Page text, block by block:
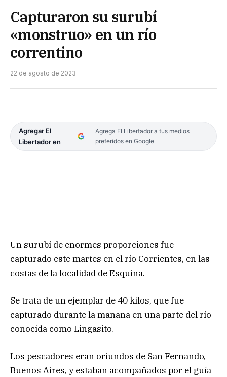
Capturaron su surubí
«monstruo» en un río
correntino
22 de agosto de 2023
Agregar El
Libertador en
Agrega El Libertador a tus medios
preferidos en Google
Un surubí de enormes proporciones fue
capturado este martes en el río Corrientes, en las
costas de la localidad de Esquina.
Se trata de un ejemplar de 40 kilos, que fue
capturado durante la mañana en una parte del río
conocida como Lingasito.
Los pescadores eran oriundos de San Fernando,
Buenos Aires, y estaban acompañados por el guía